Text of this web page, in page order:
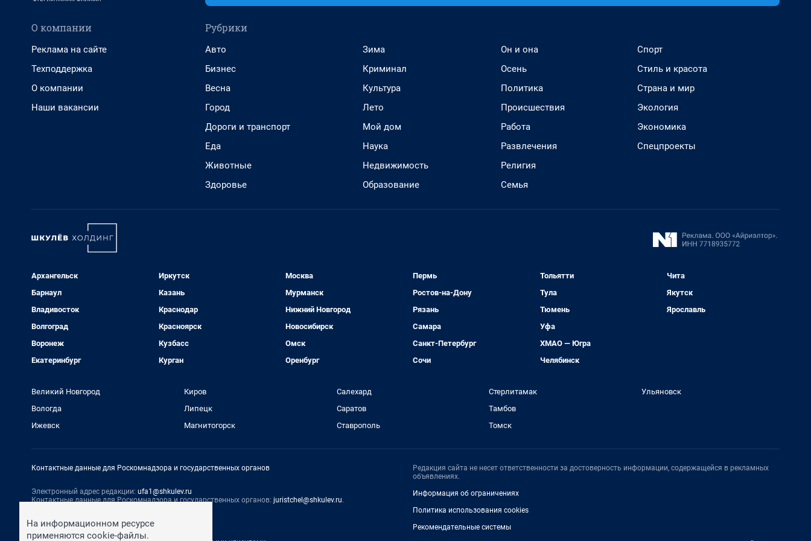
О компании
Реклама на сайте
Техподдержка
О компании
Наши вакансии
Рубрики
Авто
Бизнес
Весна
Город
Дороги и транспорт
Еда
Животные
Здоровье
Зима
Криминал
Культура
Лето
Мой дом
Наука
Недвижимость
Образование
Он и она
Осень
Политика
Происшествия
Работа
Развлечения
Религия
Семья
Спорт
Стиль и красота
Страна и мир
Экология
Экономика
Спецпроекты
Архангельск
Барнаул
Владивосток
Волгоград
Воронеж
Екатеринбург
Иркутск
Казань
Краснодар
Красноярск
Кузбасс
Курган
Москва
Мурманск
Нижний Новгород
Новосибирск
Омск
Оренбург
Пермь
Ростов-на-Дону
Рязань
Самара
Санкт-Петербург
Сочи
Тольятти
Тула
Тюмень
Уфа
ХМАО — Югра
Челябинск
Чита
Якутск
Ярославль
Великий Новгород
Вологда
Ижевск
Киров
Липецк
Магнитогорск
Салехард
Саратов
Ставрополь
Стерлитамак
Тамбов
Томск
Ульяновск
Контактные данные для Роскомнадзора и государственных органов
Электронный адрес редакции: ufa1@shkulev.ru
Контактные данные для Роскомнадзора и государственных органов: juristchel@shkulev.ru.
По вопросам коммерческого сотрудничества:
Редакция сайта не несет ответственности за достоверность информации, содержащейся в рекламных
объявлениях.
Информация об ограничениях
Политика использования cookies
Рекомендательные системы
На информационном ресурсе
применяются cookie-файлы.